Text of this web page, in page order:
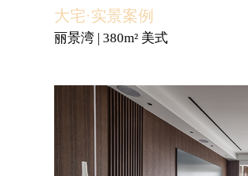
大宅·实景案例
丽景湾 | 380m² 美式